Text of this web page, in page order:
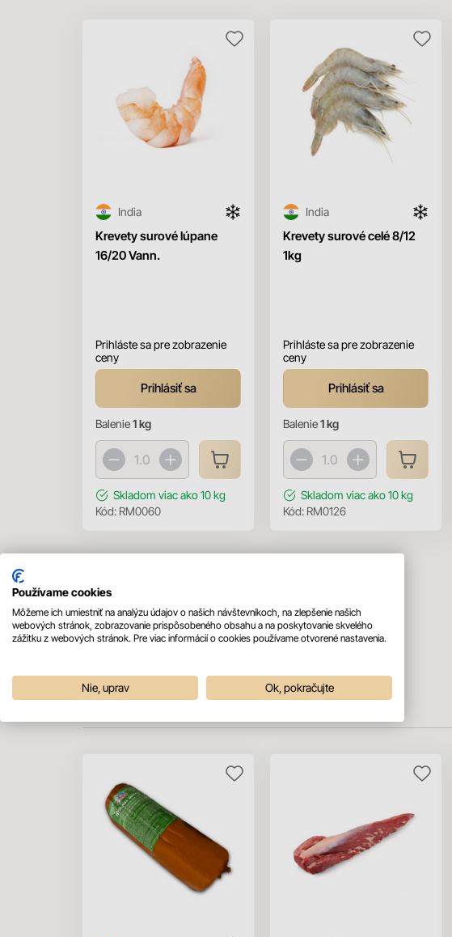
Krevety surové lúpane
16/20 Vann.
India
Prihláste sa pre zobrazenie
ceny
Prihlásiť sa
Balenie1 kg
Skladom viac ako 10 kg
Kód: RM0060
Krevety surové celé 8/12
1kg
India
Prihláste sa pre zobrazenie
ceny
Prihlásiť sa
Balenie1 kg
Skladom viac ako 10 kg
Kód: RM0126
Mohlo by sa vám páčiť
Používame cookies
Môžeme ich umiestniť na analýzu údajov o našich návštevníkoch, na zlepšenie našich
webových stránok, zobrazovanie prispôsobeného obsahu a na poskytovanie skvelého
zážitku z webových stránok. Pre viac informácií o cookies používame otvorené nastavenia.
Nie, uprav Ok, pokračujte